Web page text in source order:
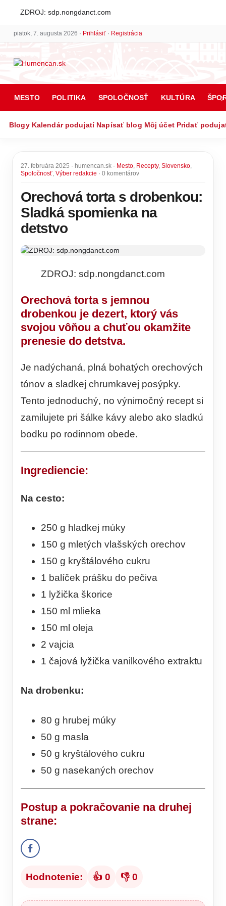
ZDROJ: sdp.nongdanct.com
piatok, 7. augusta 2026 · Prihlásiť· Registrácia
MESTO POLITIKA SPOLOČNOSŤ KULTÚRA
Blogy Kalendár podujatí Napísať blog Môj účet Pridať
27. februára 2025 · humencan.sk · Mesto, Recepty, Slovensko,
Spoločnosť, Výber redakcie · 0 komentárov
Orechová torta s drobenkou:
Sladká spomienka na
detstvo
ZDROJ: sdp.nongdanct.com
Orechová torta s jemnou
drobenkou je dezert, ktorý vás
svojou vôňou a chuťou okamžite
prenesie do detstva.
Je nadýchaná, plná bohatých orechových
tónov a sladkej chrumkavej posýpky.
Tento jednoduchý, no výnimočný recept si
zamilujete pri šálke kávy alebo ako sladkú
bodku po rodinnom obede.
Ingrediencie:
Na cesto:
250 g hladkej múky
150 g mletých vlašských orechov
150 g kryštálového cukru
1 balíček prášku do pečiva
1 lyžička škorice
150 ml mlieka
150 ml oleja
2 vajcia
1 čajová lyžička vanilkového extraktu
Na drobenku:
80 g hrubej múky
50 g masla
50 g kryštálového cukru
50 g nasekaných orechov
Postup a pokračovanie na druhej
strane:
Hodnotenie: 👍 0 👎 0